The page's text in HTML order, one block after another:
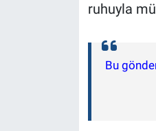
ruhuyla
Bu